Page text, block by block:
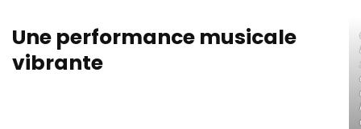
Une performance musicale
vibrante